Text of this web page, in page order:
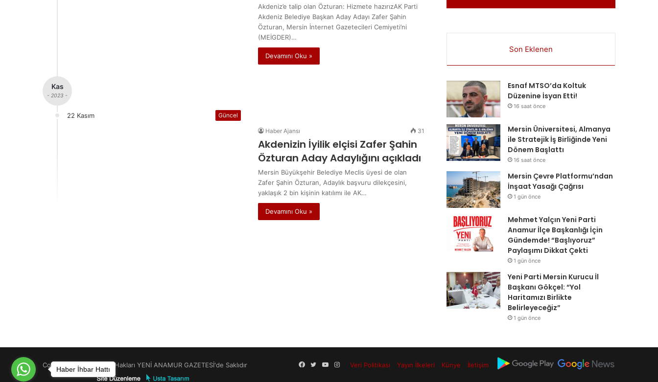
Akdeniz’e talip olan Özturan: Hizmete hazırızAK Parti
Akdeniz Belediye Başkan Aday Adayı Zafer Şahin
Özturan, Mersin İnternet Gazetecileri Cemiyeti’ni
(MEİGDER)…
Devamını Oku »
Kas
- 2023 -
22 Kasım Güncel
Haber Ajansı 31
Akdenizin İyilik elçisi Zafer Şahin
Özturan Aday Adaylığını açıkladı
Mersin Büyükşehir Belediye Meclis üyesi de olan
Zafer Şahin Özturan, Adaylık başvuru dilekçesini,
yaklaşık 2 bin kişinin katılımı ile AK…
Devamını Oku »
Son Eklenen
Esnaf MTSO’da Koltuk
Düzenine İsyan Etti!
16 saat önce
Mersin Üniversitesi, Almanya
ile Stratejik İş Birliğinde Yeni
Dönem Başlattı
16 saat önce
Mersin Çevre Platformu’ndan
İnşaat Yasağı Çağrısı
1 gün önce
Mehmet Yalçın Yeni Parti
Anamur İlçe Başkanlığı İçin
Gündemde! “Başlıyoruz”
Paylaşımı Dikkat Çekti
1 gün önce
Yeni Parti Mersin Kurucu İl
Başkanı Gökçel: “Yol
Haritamızı Birlikte
Belirleyeceğiz”
1 gün önce
Copyright © 2026 Tüm Hakları YENİ ANAMUR GAZETESİ'de Saklıdır Veri Politikası Yayın İlkeleri Künye İletişim
Facebook
TwitterYouTube
Instagram
Haber İhbar Hattı